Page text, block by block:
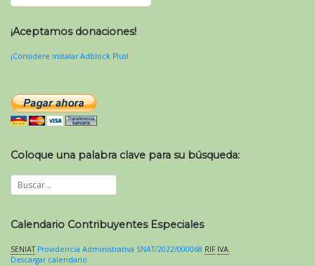
¡Aceptamos donaciones!
¡Considere instalar Adblock Plus!
Coloque una palabra clave para su búsqueda:
Calendario Contribuyentes Especiales
SENIAT Providencia Administrativa SNAT/2022/000068 RIF IVA.
Descargar calendario